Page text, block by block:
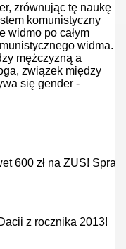
zrównując tę naukę
komunistyczny
widmo po całym
widma.
mężczyzną a
związek między
się gender -
600 zł na ZUS!
z rocznika 2013!